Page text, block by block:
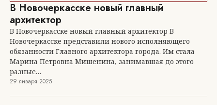
В Новочеркасске новый главный
архитектор
В Новочеркасске новый главный архитектор В
Новочеркасске представили нового исполняющего
обязанности Главного архитектора города. Им стала
Марина Петровна Мишенина, занимавшая до этого
разные…
29 января 2025